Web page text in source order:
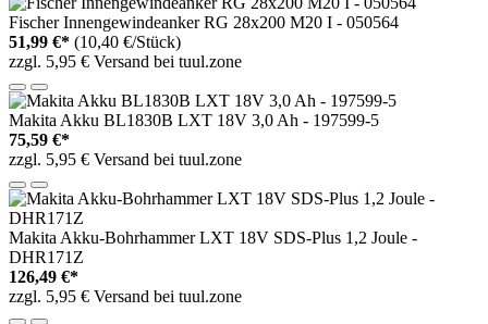
Fischer Innengewindeanker RG 28x200 M20 I - 050564
51,99 €* (10,40 €/Stück)
zzgl. 5,95 € Versand bei tuul.zone
Makita Akku BL1830B LXT 18V 3,0 Ah - 197599-5
75,59 €*
zzgl. 5,95 € Versand bei tuul.zone
Makita Akku-Bohrhammer LXT 18V SDS-Plus 1,2 Joule -
DHR171Z
126,49 €*
zzgl. 5,95 € Versand bei tuul.zone